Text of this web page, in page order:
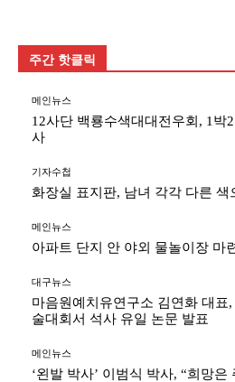
주간 핫클릭
메인뉴스
12사단 백룡수색대대전우회, 1박
사
기자수첩
화장실 표지판, 남녀 각각 다른 색
메인뉴스
아파트 단지 안 야외 물놀이장 마
대구뉴스
마음원예치유연구소 김연화 대표
술대회서 석사 유일 논문 발표
메인뉴스
‘왼발 박사’ 이범식 박사, “희망